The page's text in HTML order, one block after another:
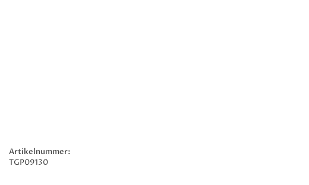
Artikelnummer:
TGP09130